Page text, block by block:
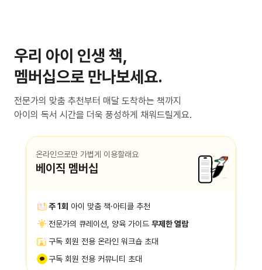
우리 아이 인생 책,
멤버십으로 만나보세요.
전문가의 맞춤 추천부터 매달 도착하는 책까지
아이의 독서 시간을 더욱 풍성하게 채워드릴게요.
온라인으로만 가볍게 이용할래요
베이직 멤버십
주 1회 아이 맞춤 책·아티클 추천
전문가의 큐레이션, 양육 가이드 무제한 열람
구독 회원 전용 온라인 워크숍 초대
구독 회원 전용 커뮤니티 초대